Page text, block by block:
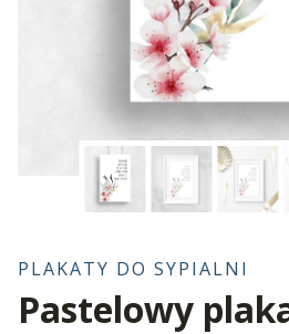
PLAKATY DO SYPIALNI
Pastelowy